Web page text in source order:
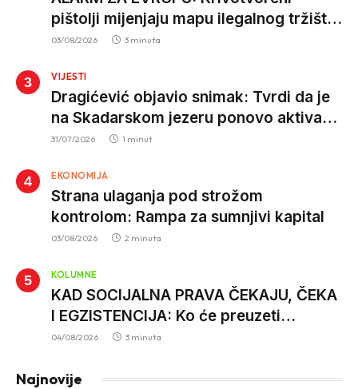
pištolji mijenjaju mapu ilegalnog tržišta,
istrage ukazuju na proizvodnju van EU
03/08/2026 3 minuta
VIJESTI
Dragićević objavio snimak: Tvrdi da je
na Skadarskom jezeru ponovo aktivan
krivolov strujom
31/07/2026 1 minut
EKONOMIJA
Strana ulaganja pod strožom
kontrolom: Rampa za sumnjivi kapital
03/08/2026 2 minuta
KOLUMNE
KAD SOCIJALNA PRAVA ČEKAJU, ČEKA
I EGZISTENCIJA: Ko će preuzeti
odgovornost za hiljade neriješenih
04/08/2026 3 minuta
Najnovije